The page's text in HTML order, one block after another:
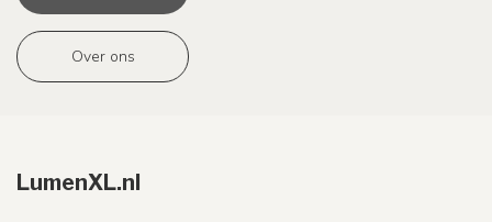
Over ons
LumenXL.nl